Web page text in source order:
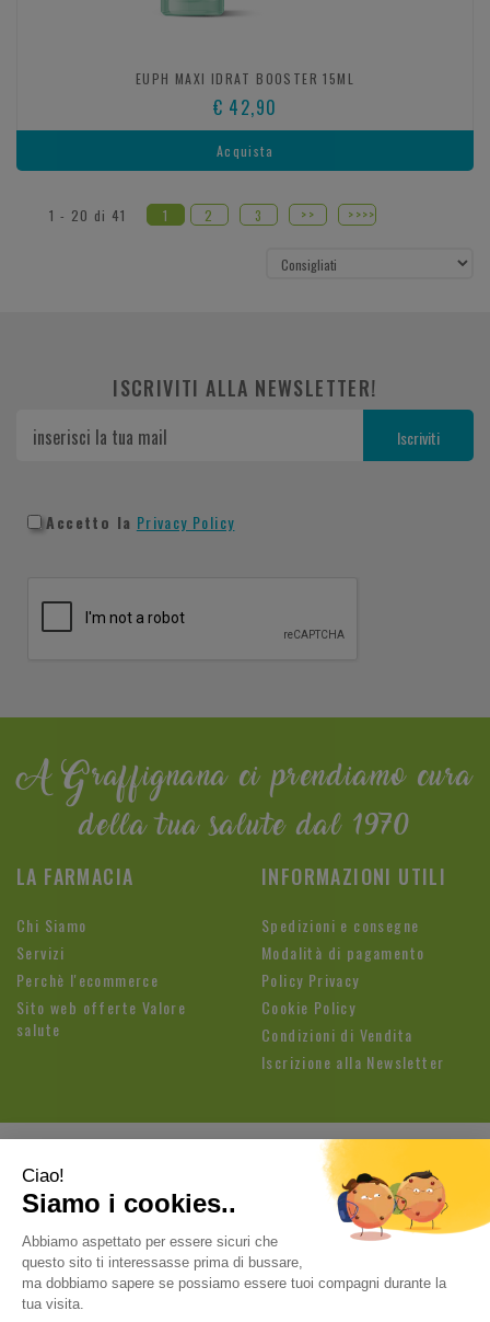
EUPH MAXI IDRAT BOOSTER 15ML
€ 42,90
Acquista
1 - 20 di 41 1 2 3 >> >>>>
ISCRIVITI ALLA NEWSLETTER!
Accetto la Privacy Policy
A Graffignana ci prendiamo cura
della tua salute dal 1970
LA FARMACIA
Chi Siamo
Servizi
Perchè l'ecommerce
Sito web offerte Valore
salute
INFORMAZIONI UTILI
Spedizioni e consegne
Modalità di pagamento
Policy Privacy
Cookie Policy
Condizioni di Vendita
Iscrizione alla Newsletter
Farmacia Fioroni di Brandolese Paolo